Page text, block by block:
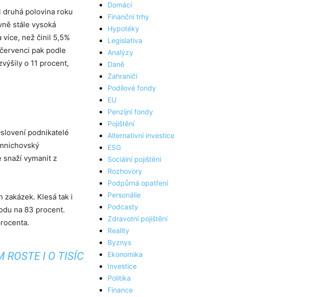
druhá polovina roku
stále vysoká
více, než činil 5,5%
pak podle
o 11 procent,
podnikatelé
snaží vymanit z
zakázek. Klesá tak i
na 83 procent.
ROSTE I O TISÍC
Domácí
Finanční trhy
Hypotéky
Legislativa
Analýzy
Daně
Zahraničí
Podílové fondy
EU
Penzijní fondy
Pojištění
Alternativní investice
ESG
Sociální pojištění
Rozhovory
Podpůrná opatření
Personálie
Podcasty
Zdravotní pojištění
Reality
Byznys
Ekonomika
Investice
Politika
Finance